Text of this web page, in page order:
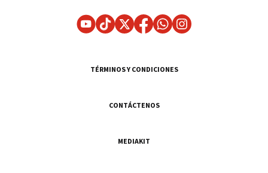
TÉRMINOS Y CONDICIONES
CONTÁCTENOS
MEDIAKIT